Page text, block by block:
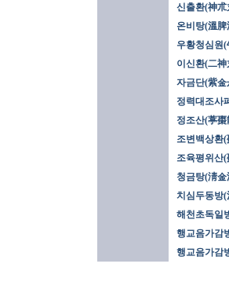
신출환(神朮
온비탕(溫脾
우황청심원
이신환(二
자금단(紫金
정력대조사
정조산(葶棗
조변백상환
조육평위산
청금탕(淸金
치심두동방
해천초독일
행교음가감
행교음가감